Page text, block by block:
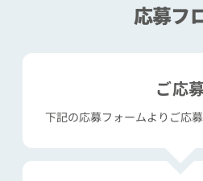
応募フ
ご応
下記の応募フォームよりご応募